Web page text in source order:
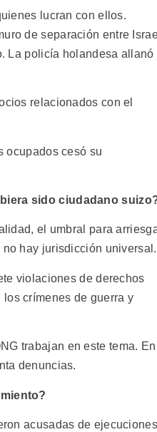
lucran con ellos.
de separación entre
La policía holandesa allanó
relacionados con el
ocupados cesó su
sido ciudadano
el umbral para
hay jurisdicción universal.
violaciones de derechos
crímenes de guerra y
trabajan en este tema. En
denuncias.
acusadas de ejecuciones